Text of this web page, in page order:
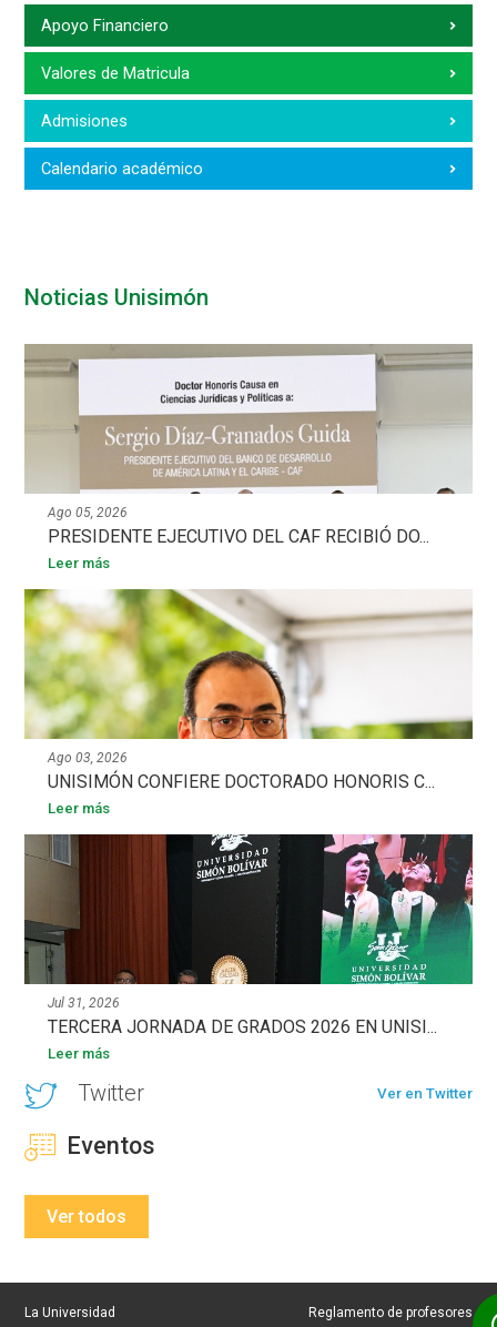
Apoyo Financiero
Valores de Matricula
Admisiones
Calendario académico
Noticias Unisimón
Ago 05, 2026
PRESIDENTE EJECUTIVO DEL CAF RECIBIÓ DO...
Leer más
Ago 03, 2026
UNISIMÓN CONFIERE DOCTORADO HONORIS C...
Leer más
Jul 31, 2026
TERCERA JORNADA DE GRADOS 2026 EN UNISI...
Leer más
Twitter Ver en Twitter
Eventos
Ver todos
La Universidad Reglamento de profesores